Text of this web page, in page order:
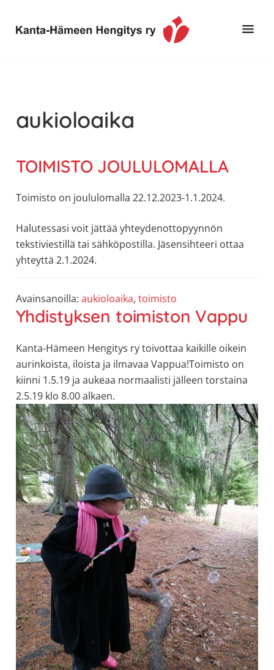
pääsisältöön
alatunnisteeseen
Hengitys
ry
erityisesti
jos
koskettaa
astma,
keuhkoahtaumatauti,uniapnea,
keuhkosairaudet,
huono
sisäilma
tai
K-
H
ry
aukioloaika
TOIMISTO JOULULOMALLA
Toimisto on joululomalla 22.12.2023-1.1.2024.
Halutessasi voit jättää yhteydenottopyynnön
tekstiviestillä tai sähköpostilla. Jäsensihteeri ottaa
yhteyttä 2.1.2024.
Avainsanoilla: aukioloaika, toimisto
Yhdistyksen toimiston Vappu
Kanta-Hämeen Hengitys ry toivottaa kaikille oikein
aurinkoista, iloista ja ilmavaa Vappua!Toimisto on
kiinni 1.5.19 ja aukeaa normaalisti jälleen torstaina
2.5.19 klo 8.00 alkaen.